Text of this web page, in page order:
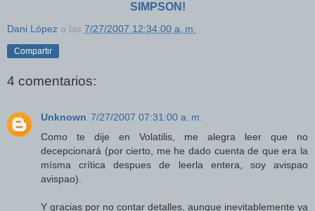
SIMPSON!
Dani López a las 7/27/2007 12:34:00 a. m.
Compartir
4 comentarios:
Unknown 7/27/2007 07:31:00 a. m.
Como te dije en Volatilis, me alegra leer que no
decepcionará (por cierto, me he dado cuenta de que era la
mísma crítica despues de leerla entera, soy avispao
avispao).
Y gracias por no contar detalles, aunque inevitablemente ya